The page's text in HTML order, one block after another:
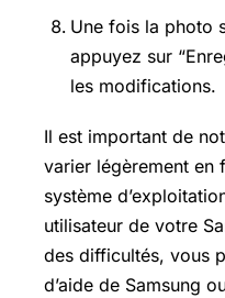
Une fois la photo
appuyez sur
les modifications.
Il est important de
varier légèrement en
système
utilisateur de votre
des difficultés, vous
d’aide de Samsung